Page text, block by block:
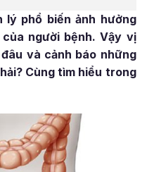
phổ biến ảnh hưởng
người bệnh. Vậy vị
và cảnh báo những
Cùng tìm hiểu trong